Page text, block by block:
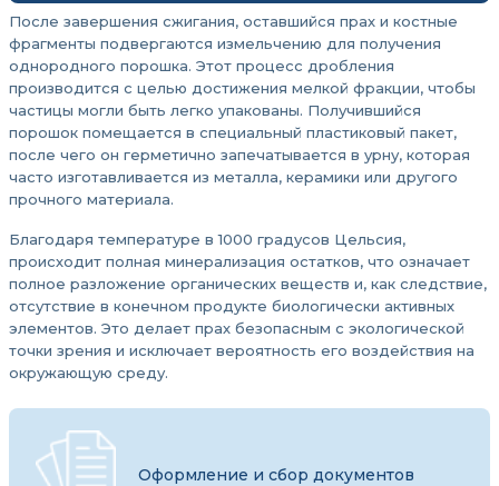
После завершения сжигания, оставшийся прах и костные
фрагменты подвергаются измельчению для получения
однородного порошка. Этот процесс дробления
производится с целью достижения мелкой фракции, чтобы
частицы могли быть легко упакованы. Получившийся
порошок помещается в специальный пластиковый пакет,
после чего он герметично запечатывается в урну, которая
часто изготавливается из металла, керамики или другого
прочного материала.
Благодаря температуре в 1000 градусов Цельсия,
происходит полная минерализация остатков, что означает
полное разложение органических веществ и, как следствие,
отсутствие в конечном продукте биологически активных
элементов. Это делает прах безопасным с экологической
точки зрения и исключает вероятность его воздействия на
окружающую среду.
Оформление и сбор документов